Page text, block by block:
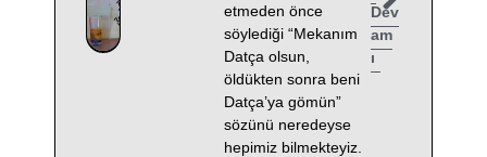
etmeden önce
söylediği “Mekanım
Datça olsun,
öldükten sonra beni
Datça’ya gömün”
sözünü neredeyse
hepimiz bilmekteyiz.
Dev
am
ı